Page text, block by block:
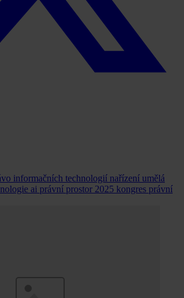
informačních technologií nařízení umělá
ai právní prostor 2025 kongres právní